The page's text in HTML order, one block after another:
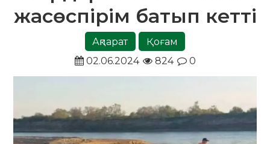
жасөспірім батып кетті
Ақпарат
Қоғам
02.06.2024
824 0